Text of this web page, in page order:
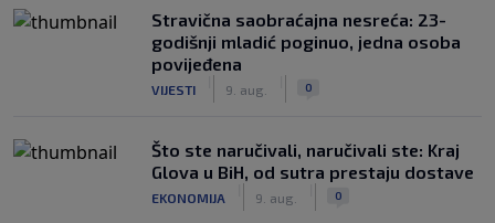
Stravična saobraćajna nesreća: 23-
godišnji mladić poginuo, jedna osoba
povijeđena
VIJESTI 9. aug. 0
Što ste naručivali, naručivali ste: Kraj
Glova u BiH, od sutra prestaju dostave
EKONOMIJA 9. aug. 0